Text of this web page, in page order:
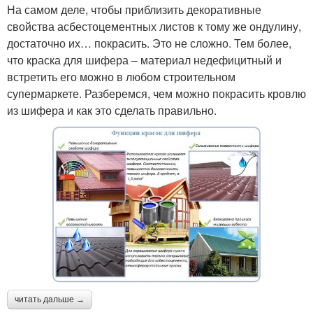
На самом деле, чтобы приблизить декоративные
свойства асбестоцементных листов к тому же ондулину,
достаточно их… покрасить. Это не сложно. Тем более,
что краска для шифера – материал недефицитный и
встретить его можно в любом строительном
супермаркете. Разберемся, чем можно покрасить кровлю
из шифера и как это сделать правильно.
читать дальше →